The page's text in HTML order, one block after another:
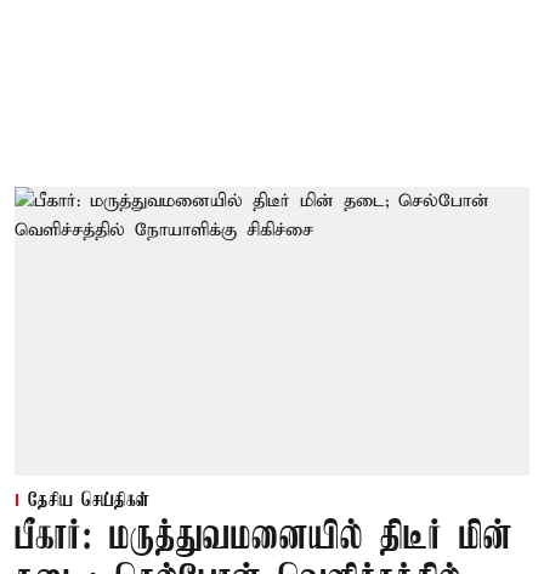
தேசிய செய்திகள்
பீகார்: மருத்துவமனையில் திடீர் மின்